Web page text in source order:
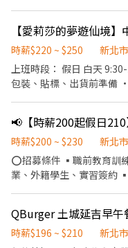
負責結帳、收銀等工作。
前與烹飪中之準備工作與
切各種食材。 ．負責清理
所需要的食材。 ．協助測
時薪$220 ~ $250
新北
上班時段： 假日 白天 9:30-17:30 📌 工作內容 • 協
包裝、貼標、出貨前準備 • 清潔與維持作業區整潔 ⸻ ✅ 我們
若具相關經驗者尤佳 ⸻ 💰 薪資與福利 • 時薪 NT$220-
250（依經驗與表現） • 勞健保 • 員工購物優惠 • 有機會轉為長
期工讀或正式人員 歡迎所有求職者，與 應屆畢業生、夜間就讀中、
研發替代役、外籍人士、
時薪$200 ~ $230
新北
⭕招募條件 ▪職前教育訓
業、外籍學生、實習簽約
店～23:30 (依據班表安排
飲業佳 ⭕工作內容 ▪外場
時薪$196 ~ $210
新北